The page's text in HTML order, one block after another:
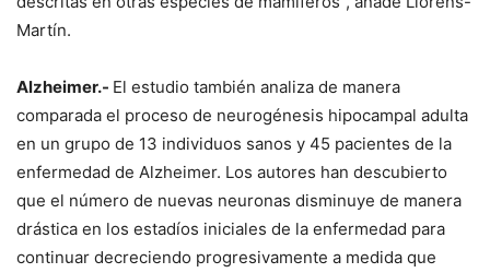
Martín.
Alzheimer.- El estudio también analiza de manera
comparada el proceso de neurogénesis hipocampal adulta
en un grupo de 13 individuos sanos y 45 pacientes de la
enfermedad de Alzheimer. Los autores han descubierto
que el número de nuevas neuronas disminuye de manera
drástica en los estadíos iniciales de la enfermedad para
continuar decreciendo progresivamente a medida que